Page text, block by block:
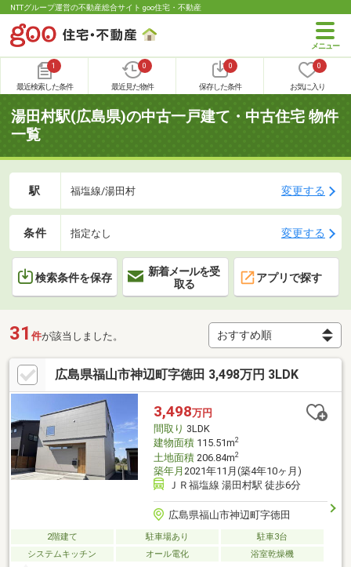
NTTグループ運営の不動産総合サイト goo住宅・不動産
1
最近検索した条件
0
最近見た物件
0
保存した条件
0
お気に入り
湯田村駅(広島県)の中古一戸建て・中古住宅 物件
一覧
駅 福塩線/湯田村 変更する
条件 指定なし 変更する
検索条件を保存
新着メールを受
取る
アプリで探す
31 件が該当しました。
広島県福山市神辺町字徳田 3,498万円 3LDK
3,498万円
間取り 3LDK
建物面積115.51m2
土地面積206.84m2
築年月 2021年11月(築4年10ヶ月)
ＪＲ福塩線 湯田村駅 徒歩6分
広島県福山市神辺町字徳田
2階建て 駐車場あり
駐車3台
システムキッチン
オール電化 浴室乾燥機